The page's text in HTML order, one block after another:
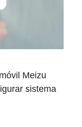
Meizu
sistema